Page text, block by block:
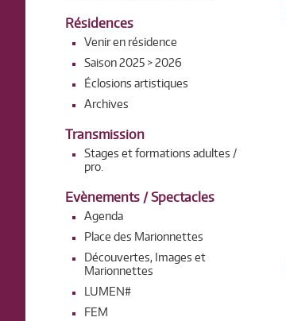
Résidences
Venir en résidence
Saison 2025 > 2026
Éclosions artistiques
Archives
Transmission
Stages et formations adultes /
pro.
Evènements / Spectacles
Agenda
Place des Marionnettes
Découvertes, Images et
Marionnettes
LUMEN#
FEM